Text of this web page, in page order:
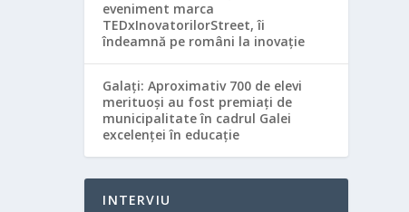
eveniment marca
TEDxInovatorilorStreet, îi
îndeamnă pe români la inovație
Galaţi: Aproximativ 700 de elevi
merituoşi au fost premiaţi de
municipalitate în cadrul Galei
excelenţei în educaţie
INTERVIU